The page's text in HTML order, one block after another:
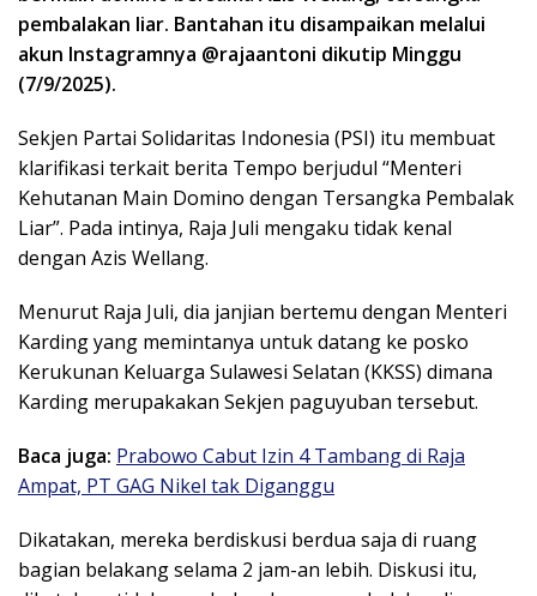
pembalakan liar. Bantahan itu disampaikan melalui
akun Instagramnya @rajaantoni dikutip Minggu
(7/9/2025).
Sekjen Partai Solidaritas Indonesia (PSI) itu membuat
klarifikasi terkait berita Tempo berjudul “Menteri
Kehutanan Main Domino dengan Tersangka Pembalak
Liar”. Pada intinya, Raja Juli mengaku tidak kenal
dengan Azis Wellang.
Menurut Raja Juli, dia janjian bertemu dengan Menteri
Karding yang memintanya untuk datang ke posko
Kerukunan Keluarga Sulawesi Selatan (KKSS) dimana
Karding merupakakan Sekjen paguyuban tersebut.
Baca juga: Prabowo Cabut Izin 4 Tambang di Raja
Ampat, PT GAG Nikel tak Diganggu
Dikatakan, mereka berdiskusi berdua saja di ruang
bagian belakang selama 2 jam-an lebih. Diskusi itu,